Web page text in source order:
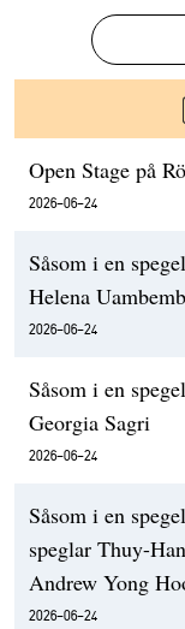
Open Stage på
2026-06-24
Såsom i en
Helena
2026-06-24
Såsom i en
Georgia Sagri
2026-06-24
Såsom i en
speglar Thuy-
Andrew Yong
2026-06-24